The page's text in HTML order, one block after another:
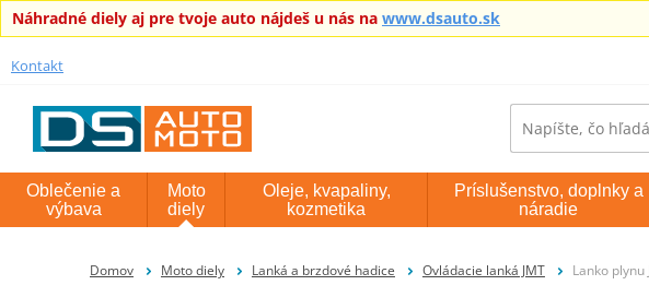
Náhradné diely aj pre tvoje auto nájdeš u nás na www.dsauto.sk
Kontakt
Oblečenie a
výbava
Moto
diely
Oleje, kvapaliny,
kozmetika
Príslušenstvo, doplnky a
náradie
Domov Moto diely Lanká a brzdové hadice Ovládacie lanká JMT Lanko plynu